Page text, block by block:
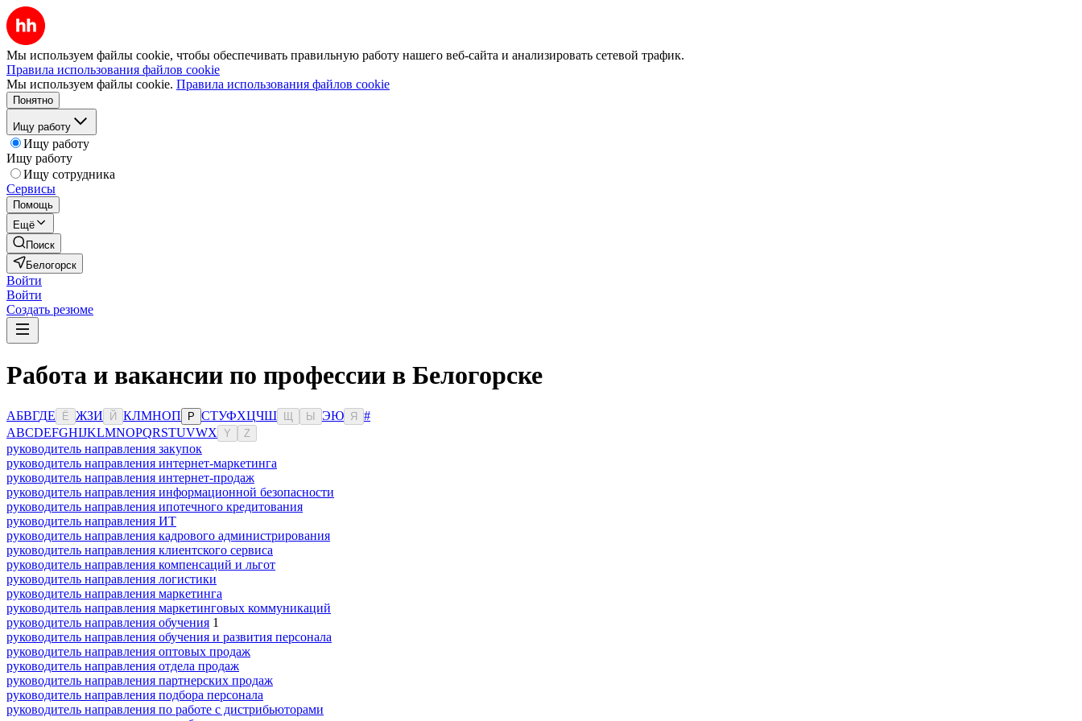
Мы используем файлы cookie, чтобы обеспечивать правильную работу нашего веб-сайта и анализировать сетевой трафик.
Правила использования файлов cookie
Мы используем файлы cookie. Правила использования файлов cookie
Понятно
Ищу работу
Ищу работу
Ищу работу
Ищу сотрудника
Сервисы
Помощь
Ещё
Поиск
Белогорск
Войти
Войти
Создать резюме
Работа и вакансии по профессии в Белогорске
АБВГДЕ Ё ЖЗИ Й КЛМНОП Р СТУФХЦЧШ Ы ЭЮ Я
#
ABCDEFGHIJKLMNOPQRSTUVWX Y Z
руководитель направления закупок
руководитель направления интернет-маркетинга
руководитель направления интернет-продаж
руководитель направления информационной безопасности
руководитель направления ипотечного кредитования
руководитель направления ИТ
руководитель направления кадрового администрирования
руководитель направления клиентского сервиса
руководитель направления компенсаций и льгот
руководитель направления логистики
руководитель направления маркетинга
руководитель направления маркетинговых коммуникаций
руководитель направления обучения 1
руководитель направления обучения и развития персонала
руководитель направления оптовых продаж
руководитель направления отдела продаж
руководитель направления партнерских продаж
руководитель направления подбора персонала
руководитель направления по работе с дистрибьюторами